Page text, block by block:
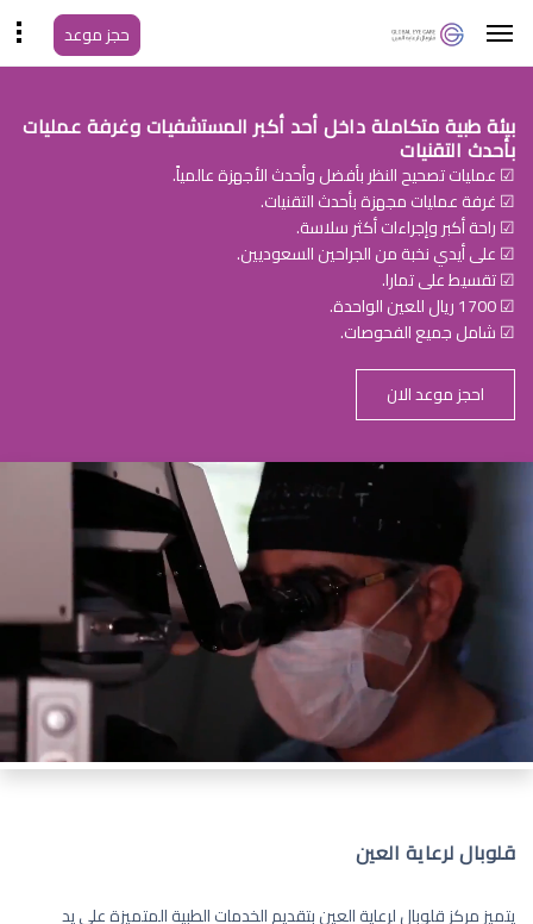
حجز موعد
بيئة طبية متكاملة داخل أحد أكبر المستشفيات وغرفة عمليات
بأحدث التقنيات
☑ عمليات تصحيح النظر بأفضل وأحدث الأجهزة عالمياً.
☑ غرفة عمليات مجهزة بأحدث التقنيات.
☑ راحة أكبر وإجراءات أكثر سلاسة.
☑ على أيدي نخبة من الجراحين السعوديين.
☑ تقسيط على تمارا.
☑ 1700 ريال للعين الواحدة.
☑ شامل جميع الفحوصات.
احجز موعد الان
قلوبال لرعاية العين
يتميز مركز قلوبال لرعاية العين بتقديم الخدمات الطبية المتميزة على يد